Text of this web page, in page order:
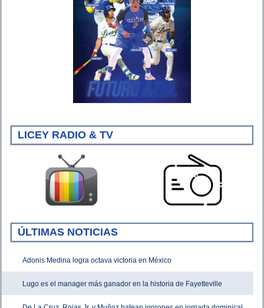
LICEY RADIO & TV
ÚLTIMAS NOTICIAS
Adonis Medina logra octava victoria en México
Lugo es el manager más ganador en la historia de Fayetteville